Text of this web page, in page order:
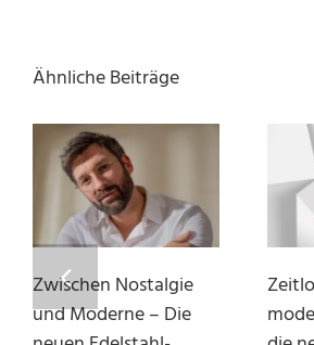
Ähnliche Beiträge
Zwischen Nostalgie
und Moderne – Die